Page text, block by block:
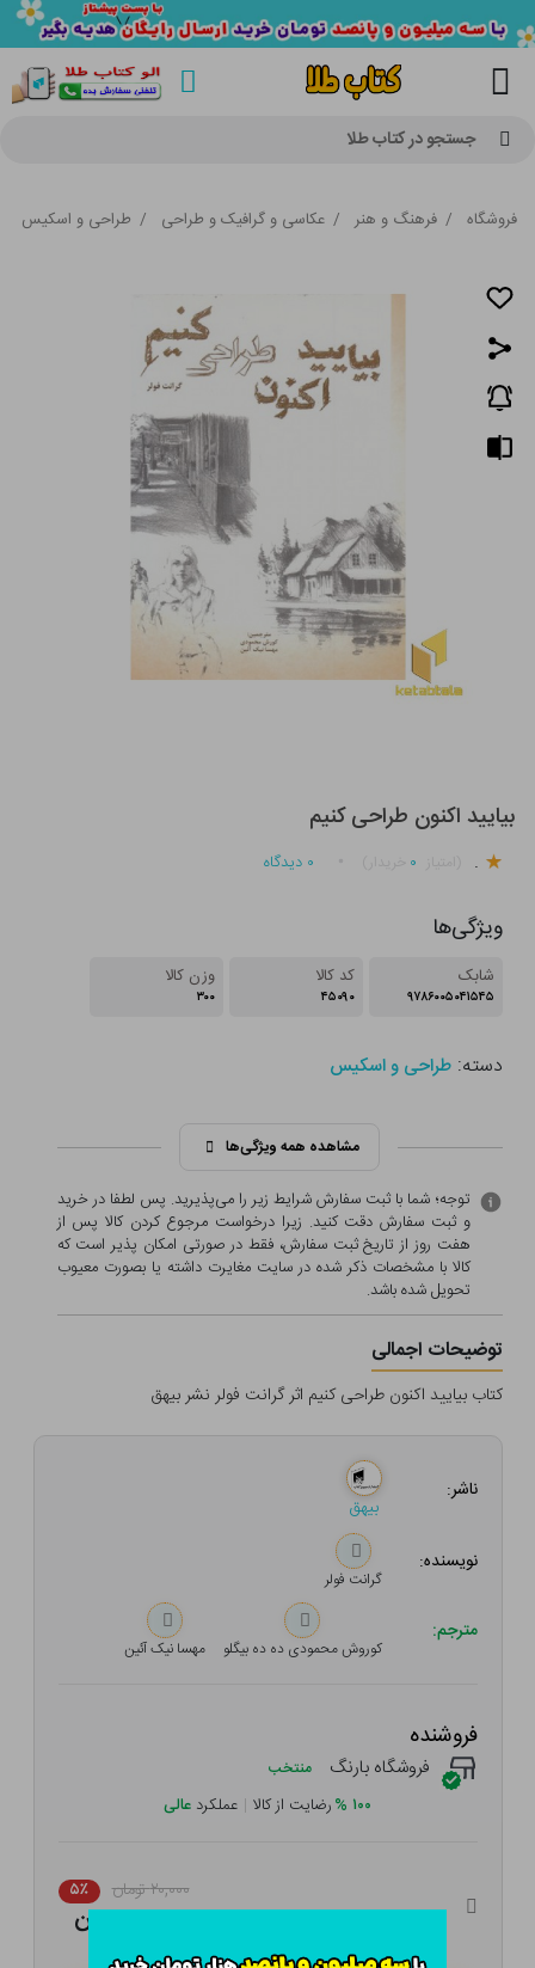
جستجو در کتاب طلا
فروشگاه / فرهنگ و هنر / عکاسی و گرافیک و طراحی / طراحی و اسکیس
بیایید اکنون طراحی کنیم
. ۰ ۰ دیدگاه
ویژگی‌ها
شابک
۹۷۸۶۰۰۵۰۴۱۵۴۵
کد کالا
۴۵۰۹۰
وزن کالا
۳۰۰
دسته:طراحی و اسکیس
مشاهده همه ویژگی‌ها
توجه؛ شما با ثبت سفارش شرایط زیر را می‌پذیرید. پس لطفا در خرید
و ثبت سفارش دقت کنید. زیرا درخواست مرجوع کردن کالا پس از
هفت روز از تاریخ ثبت سفارش، فقط در صورتی امکان پذیر است که
کالا با مشخصات ذکر شده در سایت مغایرت داشته یا بصورت معيوب
تحویل شده باشد.
توضیحات اجمالی
کتاب بیایید اکنون طراحی کنیم اثر گرانت فولر نشر بیهق
ناشر:
بیهق
نویسنده:
گرانت فولر
مترجم:
کوروش محمودی ده ده بیگلو مهسا نیک آئین
فروشنده
فروشگاه بارنگ منتخب
۱۰۰ %رضایت از کالا | عملکرد عالی
۲۰,۰۰۰ تومان ۵٪
۱۹,۰۰۰ تومان